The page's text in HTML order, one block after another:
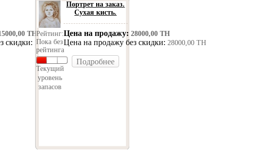
ТН
скидки: 15000,00 ТН
Рейтинг:
Пока без
рейтинга
Текущий
уровень
запасов
Портрет на заказ.
Сухая кисть.
Цена на продажу: 28000,00 ТН
Цена на продажу без скидки: 28000,00 ТН
Подробнее